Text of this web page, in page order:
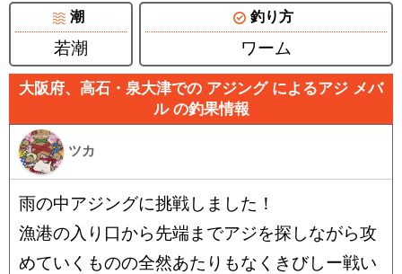
潮
若潮
釣り方
ワーム
大阪府、高石・泉大津での アジング によるアジ メバ
ル の釣果情報
ツカ
雨の中アジングに挑戦しました！
漁港の入り口から先端までアジを探しながら攻
めていくものの全然あたりもなくきびしー戦い